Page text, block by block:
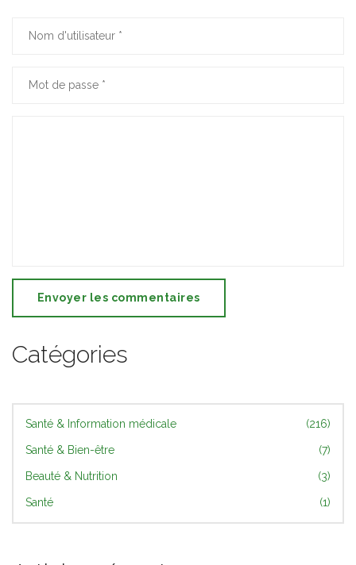
Envoyer les commentaires
Catégories
Santé & Information médicale (216)
Santé & Bien-être (7)
Beauté & Nutrition (3)
Santé (1)